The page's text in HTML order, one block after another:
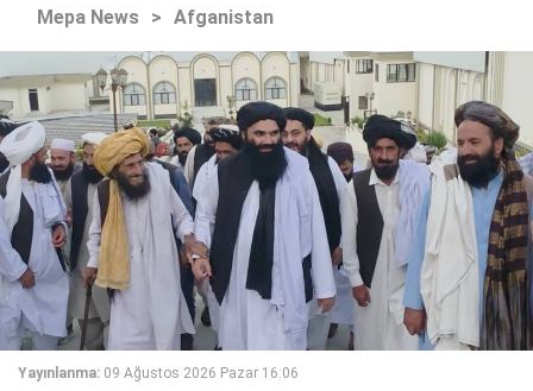
Mepa News > Afganistan
Yayınlanma: 09 Ağustos 2026 Pazar 16:06